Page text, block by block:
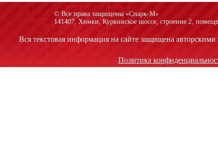
© Все права защищены «Спарк-M»
141407, Химки, Куркинское шоссе, строение 2,
Вся текстовая информация на сайте защищена
Политика